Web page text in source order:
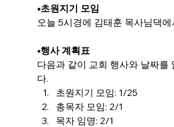
•초원지기 모임
오늘 5시경에 김태훈 목사님댁에
•행사 계획표
다음과 같이 교회 행사와 날짜를
다.
초원지기 모임: 1/25
총목자 모임: 2/1
목자 임명: 2/1